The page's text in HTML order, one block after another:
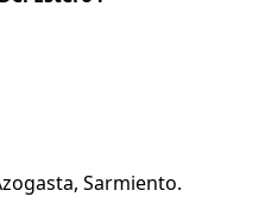
Sarmiento.